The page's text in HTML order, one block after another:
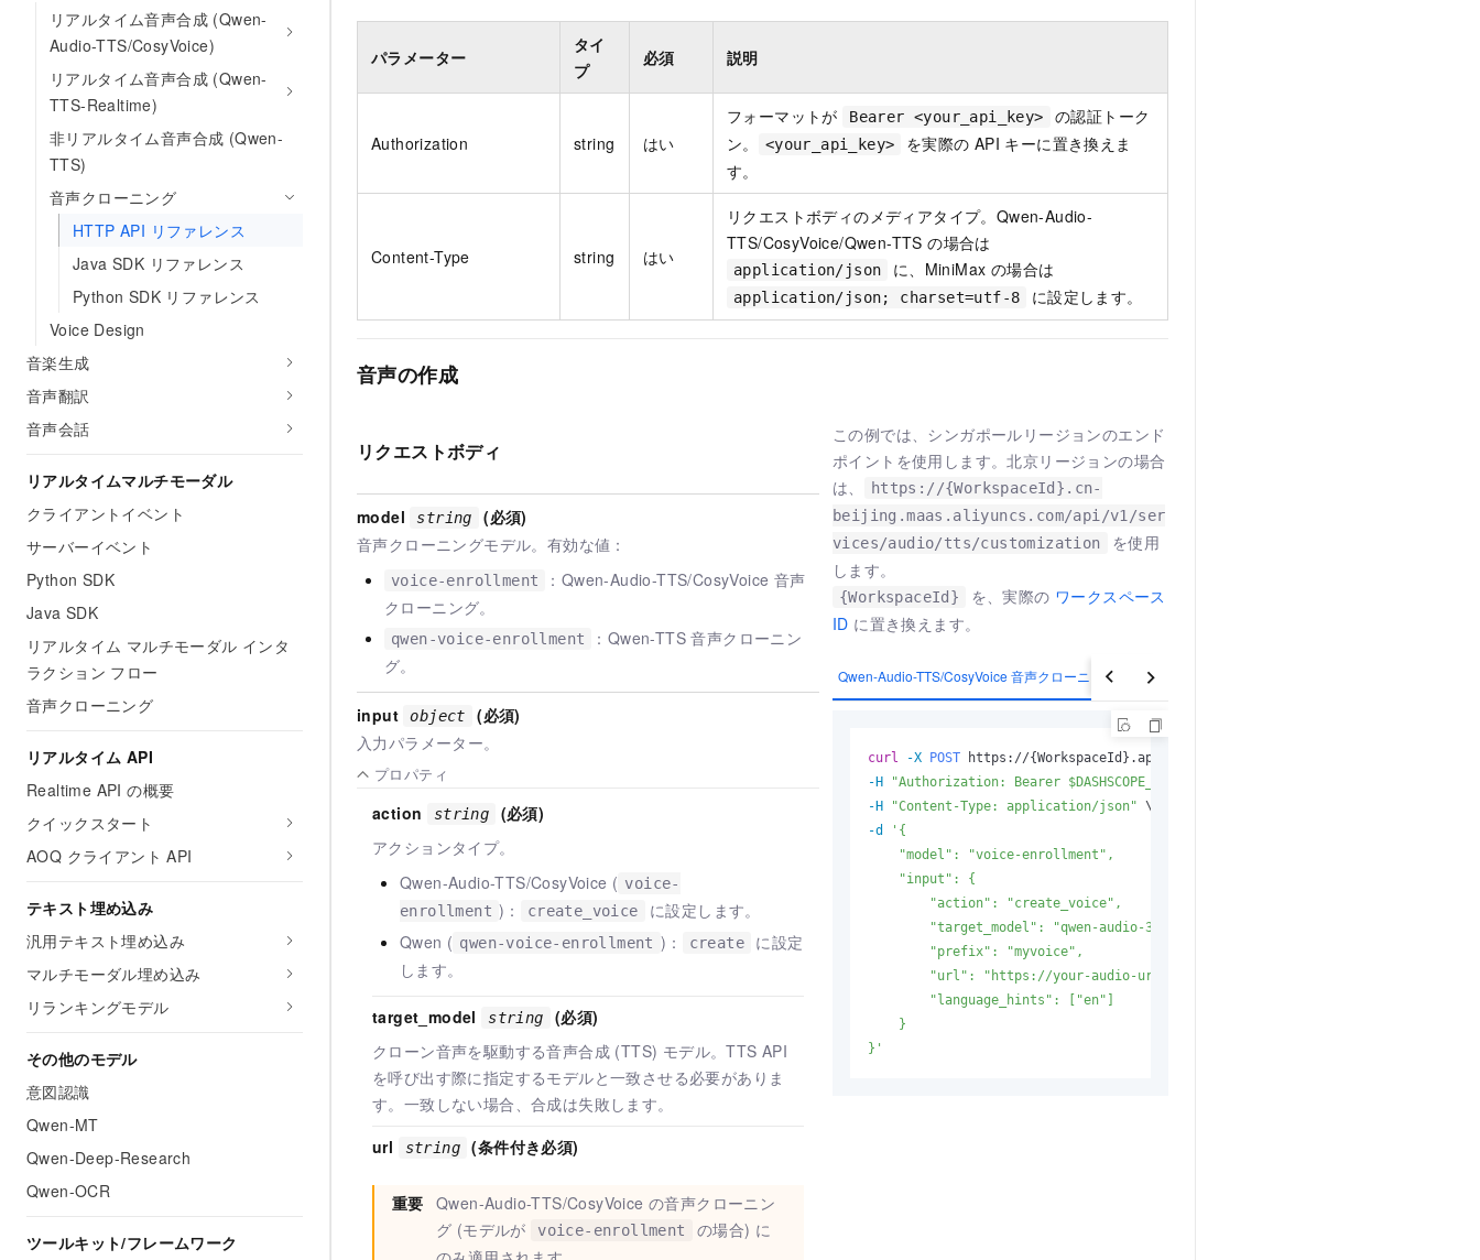
リアルタイム音声合成 (Qwen-
Audio-TTS/CosyVoice)
リアルタイム音声合成 (Qwen-
TTS-Realtime)
非リアルタイム音声合成 (Qwen-
TTS)
音声クローニング
HTTP API リファレンス
Java SDK リファレンス
Python SDK リファレンス
Voice Design
音楽生成
音声翻訳
音声会話
リアルタイムマルチモーダル
クライアントイベント
サーバーイベント
Python SDK
Java SDK
リアルタイム マルチモーダル インタ
ラクション フロー
音声クローニング
リアルタイム API
Realtime API の概要
クイックスタート
AOQ クライアント API
テキスト埋め込み
汎用テキスト埋め込み
マルチモーダル埋め込み
リランキングモデル
その他のモデル
意図認識
Qwen-MT
Qwen-Deep-Research
Qwen-OCR
ツールキット/フレームワーク
パラメーター
タイ
プ
必須 説明
Authorization string はい
フォーマットが Bearer <your_api_key>
の認証トーク
ン。
<your_api_key>
を実際の API キーに置き換えま
す。
Content-Type string はい
リクエストボディのメディアタイプ。Qwen-Audio-
TTS/CosyVoice/Qwen-TTS の場合は
application/json に、MiniMax の場合は
application/json; charset=utf-8 に設定します。
音声の作成
リクエストボディ
この例では、シンガポールリージョンのエンド
ポイントを使用します。北京リージョンの場合
は、
https://{WorkspaceId}.cn-
beijing.maas.aliyuncs.com/api/v1/ser
vices/audio/tts/customization
を使用
します。
{WorkspaceId} を、実際の ワークスペース
ID に置き換えます。
Qwen-Audio-TTS/CosyVoice 音声クローニング Qwen-TTS 音声クローニング
curl -X POST https://{WorkspaceId}.ap
-H
"Authorization: Bearer $DASHSCOPE_API_KEY"
-H
"Content-Type: application/json"
-d
'{
    "model": "voice-enrollment",
    "input": {
        "action": "create_voice",
        "target_model": "qwen-audio-3.0-tts-flash",
        "prefix": "myvoice",
        "url": "https://your-audio-url.wav",
        "language_hints": ["en"]
    }
}'
model string
(必須)
音声クローニングモデル。有効な値：
voice-enrollment
：Qwen-Audio-TTS/CosyVoice 音声
クローニング。
qwen-voice-enrollment
：Qwen-TTS 音声クローニン
グ。
input object
(必須)
入力パラメーター。
プロパティ
action string
(必須)
アクションタイプ。
Qwen-Audio-TTS/CosyVoice ( voice-
enrollment )： create_voice
に設定します。
Qwen ( qwen-voice-enrollment )： create
に設定
します。
target_model string
(必須)
クローン音声を駆動する音声合成 (TTS) モデル。TTS API
を呼び出す際に指定するモデルと一致させる必要がありま
す。一致しない場合、合成は失敗します。
url
string (条件付き必須)
重要 Qwen-Audio-TTS/CosyVoice の音声クローニン
グ (モデルが
voice-enrollment
の場合) に